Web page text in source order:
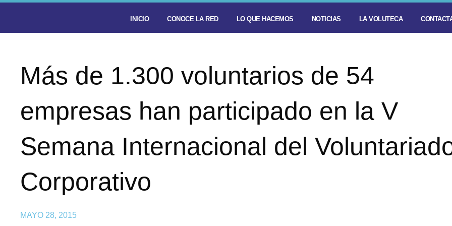
INICIO CONOCE LA RED LO QUE HACEMOS NOTICIAS LA VOLUTECA
Más de 1.300 voluntarios de 54
empresas han participado en la V
Semana Internacional del
Corporativo
MAYO 28, 2015